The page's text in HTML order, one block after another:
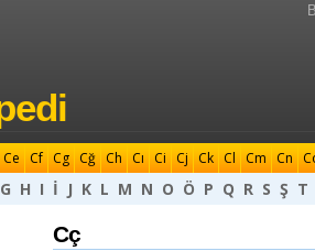
Ce Cf Cg Cğ Ch Cı Ci Cj Ck Cl Cm Cn
G H I İ J K L M N O Ö P Q R S Ş T
Cç